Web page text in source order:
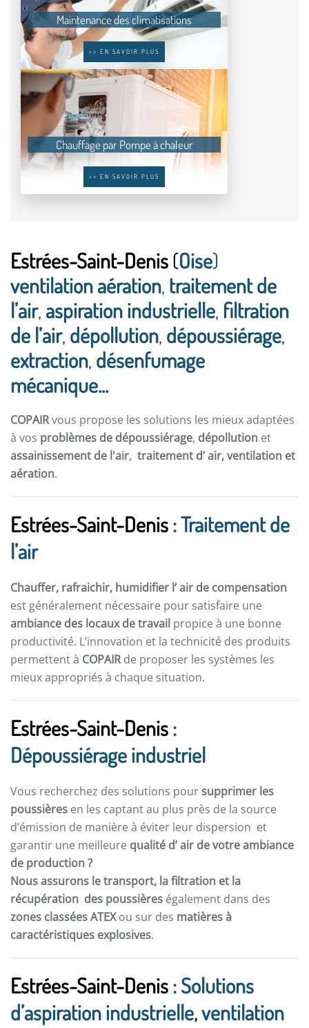
Maintenance des climatisations
>> EN SAVOIR PLUS
Chauffage par Pompe à chaleur
>> EN SAVOIR PLUS
Estrées-Saint-Denis(Oise)
ventilation aération, traitement de
l’air, aspiration industrielle, filtration
de l’air, dépollution, dépoussiérage,
extraction, désenfumage
mécanique...
COPAIRvous propose les solutions les mieux adaptées
à vos problèmes de dépoussiérage, dépollution et
assainissement de l'air, traitement d’ air,ventilation et
aération.
Estrées-Saint-Denis: Traitement de
l’air
Chauffer, rafraichir, humidifier l’ air de compensation
est généralement nécessaire pour satisfaire une
ambiance des locaux de travail propice à une bonne
productivité. L’innovation et la technicité des produits
permettent à COPAIRde proposer les systèmes les
mieux appropriés à chaque situation.
Estrées-Saint-Denis:
Dépoussiérage industriel
Vous recherchez des solutions poursupprimer les
poussières en les captant au plus près de la source
d’émission de manière à éviter leur dispersion et
garantir une meilleure qualité d’ air de votre ambiance
de production ?
Nous assurons le transport, la filtration et la
récupération des poussières également dans des
zones classées ATEXou sur des matières à
caractéristiques explosives.
Estrées-Saint-Denis: Solutions
d’aspiration industrielle, ventilation